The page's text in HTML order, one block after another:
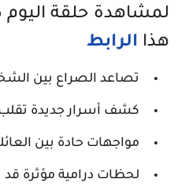
لمشاهدة حلقة اليوم
هذا الرابط
تصاعد الصراع بين
كشف أسرار جديدة تقلب
مواجهات حادة بين
لحظات درامية مؤثرة قد